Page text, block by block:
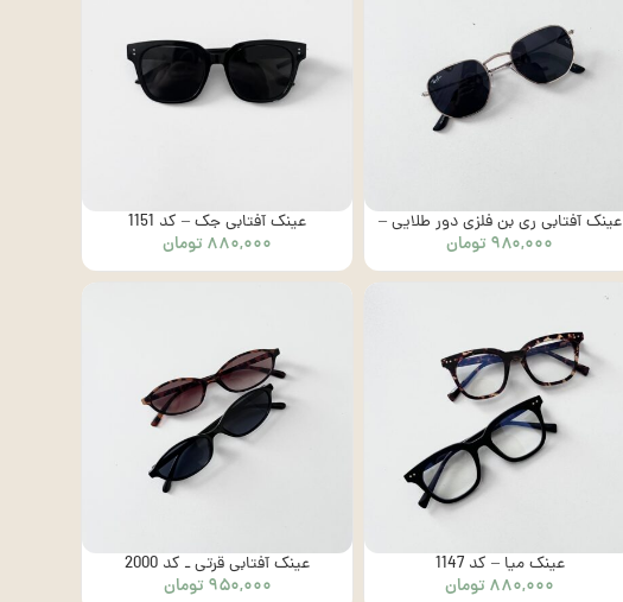
عینک آفتابی ری بن فلزی دور طلایی –
کد 1001
۹۸۰,۰۰۰ تومان
عینک آفتابی جک – کد 1151
۸۸۰,۰۰۰ تومان
عینک میا – کد 1147
۸۸۰,۰۰۰ تومان
عینک آفتابی قرتی ـ کد 2000
۹۵۰,۰۰۰ تومان